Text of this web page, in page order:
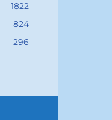
1822
824
296